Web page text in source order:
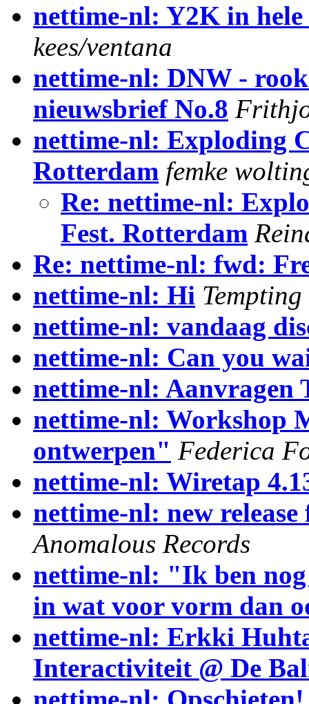
nettime-nl: Y2K in
kees/ventana
nettime-nl: DNW -
nieuwsbrief No.8
nettime-nl: Exploding
Rotterdam femke
Re: nettime-nl:
Fest. Rotterdam
Re: nettime-nl: fwd:
nettime-nl: Hi
nettime-nl: vandaag
nettime-nl: Can you
nettime-nl: Aanvragen
nettime-nl: Workshop
ontwerpen" Federica
nettime-nl: Wiretap
nettime-nl: new
Anomalous Records
nettime-nl: "Ik ben
in wat voor vorm dan
nettime-nl: Erkki
Interactiviteit @ De